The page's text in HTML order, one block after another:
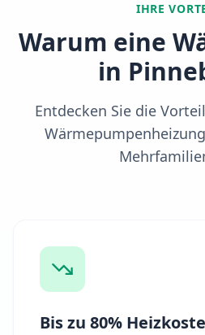
IHRE
Warum eine
in
Entdecken Sie die
Bis zu 80%